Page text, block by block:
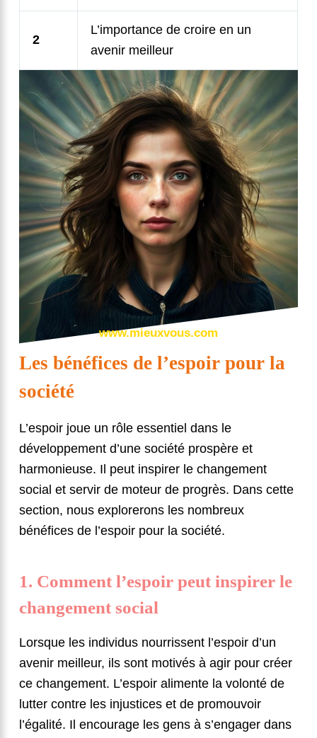
2
L’importance de croire en un
avenir meilleur
www.mieuxvous.com
Les bénéfices de l’espoir pour la
société
L’espoir joue un rôle essentiel dans le
développement d’une société prospère et
harmonieuse. Il peut inspirer le changement
social et servir de moteur de progrès. Dans cette
section, nous explorerons les nombreux
bénéfices de l’espoir pour la société.
1. Comment l’espoir peut inspirer le
changement social
Lorsque les individus nourrissent l’espoir d’un
avenir meilleur, ils sont motivés à agir pour créer
ce changement. L’espoir alimente la volonté de
lutter contre les injustices et de promouvoir
l’égalité. Il encourage les gens à s’engager dans